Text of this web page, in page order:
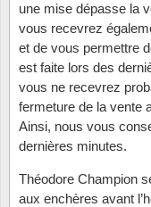
une mise dépasse la
vous recevrez
et de vous permettre
est faite lors des
vous ne recevrez
fermeture de la vente
Ainsi, nous vous
dernières minutes.
Théodore Champion
aux enchères avant